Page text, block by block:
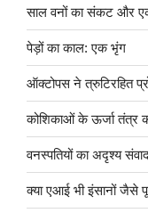
साल वनों का संकट और
पेड़ों का काल: एक भृंग
ऑक्टोपस ने त्रुटिरहित
कोशिकाओं के ऊर्जा तंत्र
वनस्पतियों का अदृश्य
क्या एआई भी इंसानों जैसे